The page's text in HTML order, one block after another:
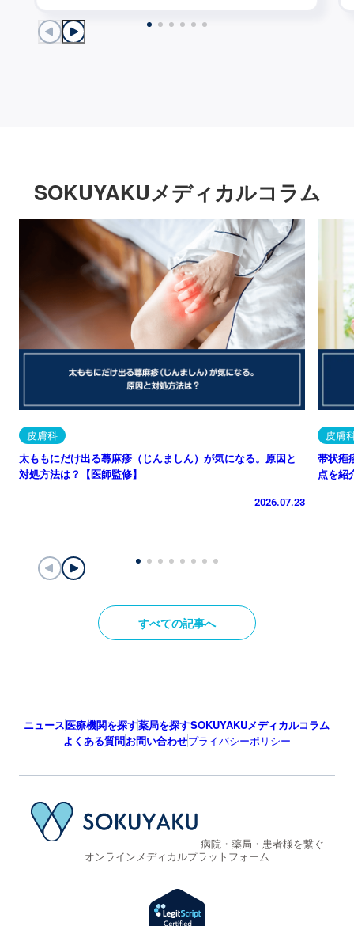
SOKUYAKUメディカルコラム
皮膚科
太ももにだけ出る蕁麻疹（じんましん）が気になる。原因と
対処方法は？【医師監修】
2026.07.23
皮膚
帯状疱
点を紹
すべての記事へ
ニュース医療機関を探す薬局を探すSOKUYAKUメディカルコラム
よくある質問お問い合わせプライバシーポリシー
病院・薬局・患者様を繋ぐ
オンラインメディカルプラットフォーム